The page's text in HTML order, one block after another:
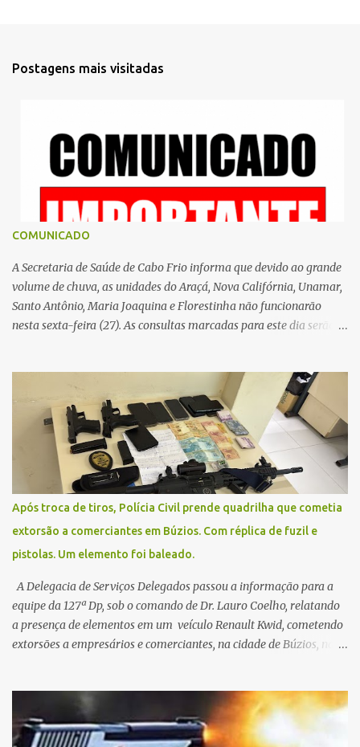
Postagens mais visitadas
COMUNICADO
A Secretaria de Saúde de Cabo Frio informa que devido ao grande
volume de chuva, as unidades do Araçá, Nova Califórnia, Unamar,
Santo Antônio, Maria Joaquina e Florestinha não funcionarão
nesta sexta-feira (27). As consultas marcadas para este dia serão
Contamos com a compreensão de toda população, pois se trata de
uma situação climática que foge ao controle da administração
pública.
Após troca de tiros, Polícia Civil prende quadrilha que cometia
extorsão a comerciantes em Búzios. Com réplica de fuzil e
pistolas. Um elemento foi baleado.
A Delegacia de Serviços Delegados passou a informação para a
equipe da 127ª Dp, sob o comando de Dr. Lauro Coelho, relatando
a presença de elementos em um veículo Renault Kwid, cometendo
extorsões a empresários e comerciantes, na cidade de Búzios, na
fugir da cidade Buziana. Um dos detidos é policial civil e este foi
baleado na perna na troca de tiros . Na ocorrência, três armas,
pistolas e uma réplica de fuzil, foram apreendidas. O homem